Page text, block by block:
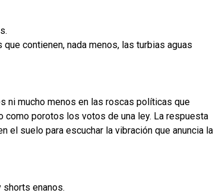
contienen, nada menos, las turbias aguas
ni mucho menos en las roscas políticas que
porotos los votos de una ley. La respuesta
el suelo para escuchar la vibración que anuncia la
shorts enanos.